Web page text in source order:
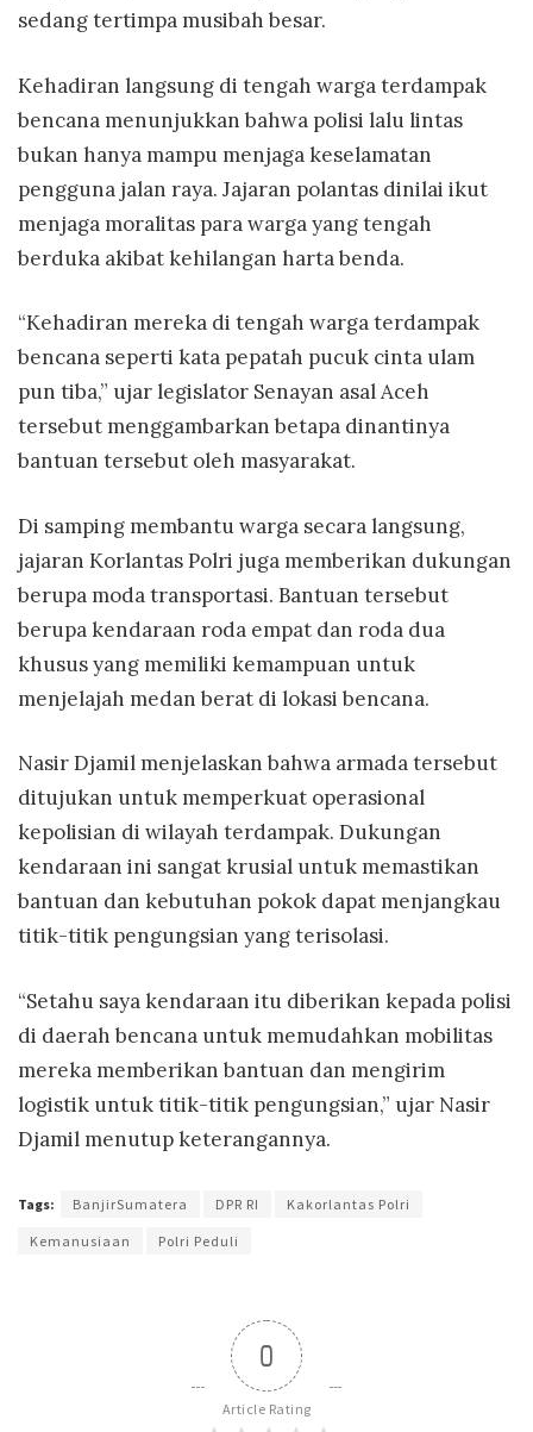
sedang tertimpa musibah besar.
Kehadiran langsung di tengah warga terdampak
bencana menunjukkan bahwa polisi lalu lintas
bukan hanya mampu menjaga keselamatan
pengguna jalan raya. Jajaran polantas dinilai ikut
menjaga moralitas para warga yang tengah
berduka akibat kehilangan harta benda.
“Kehadiran mereka di tengah warga terdampak
bencana seperti kata pepatah pucuk cinta ulam
pun tiba,” ujar legislator Senayan asal Aceh
tersebut menggambarkan betapa dinantinya
bantuan tersebut oleh masyarakat.
Di samping membantu warga secara langsung,
jajaran Korlantas Polri juga memberikan dukungan
berupa moda transportasi. Bantuan tersebut
berupa kendaraan roda empat dan roda dua
khusus yang memiliki kemampuan untuk
menjelajah medan berat di lokasi bencana.
Nasir Djamil menjelaskan bahwa armada tersebut
ditujukan untuk memperkuat operasional
kepolisian di wilayah terdampak. Dukungan
kendaraan ini sangat krusial untuk memastikan
bantuan dan kebutuhan pokok dapat menjangkau
titik-titik pengungsian yang terisolasi.
“Setahu saya kendaraan itu diberikan kepada polisi
di daerah bencana untuk memudahkan mobilitas
mereka memberikan bantuan dan mengirim
logistik untuk titik-titik pengungsian,” ujar Nasir
Djamil menutup keterangannya.
Tags: BanjirSumatera DPR RI Kakorlantas Polri
Kemanusiaan Polri Peduli
0
Article Rating